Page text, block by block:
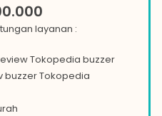
layanan :
Tokopedia buzzer
buzzerTokopedia